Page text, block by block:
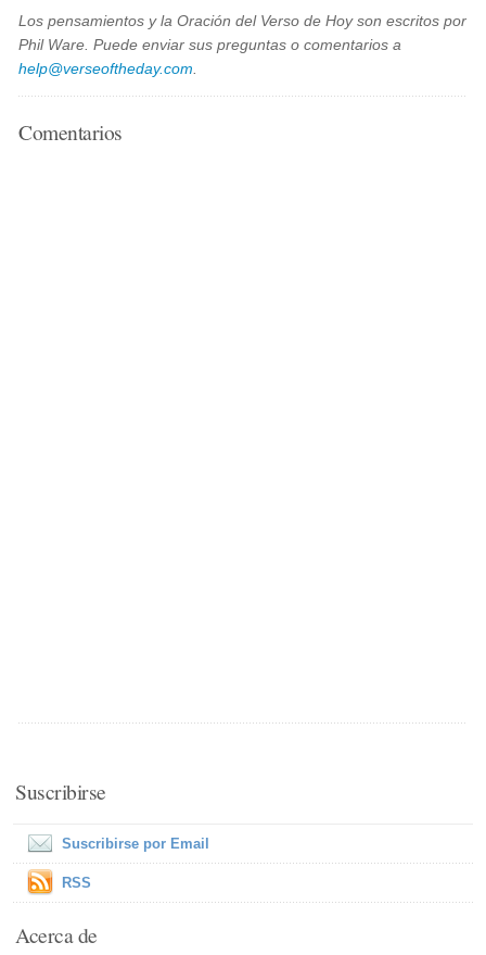
Los pensamientos y la Oración del Verso de Hoy son escritos por
Phil Ware. Puede enviar sus preguntas o comentarios a
help@verseoftheday.com
Comentarios
Suscribirse
Suscribirse por Email
RSS
Acerca de